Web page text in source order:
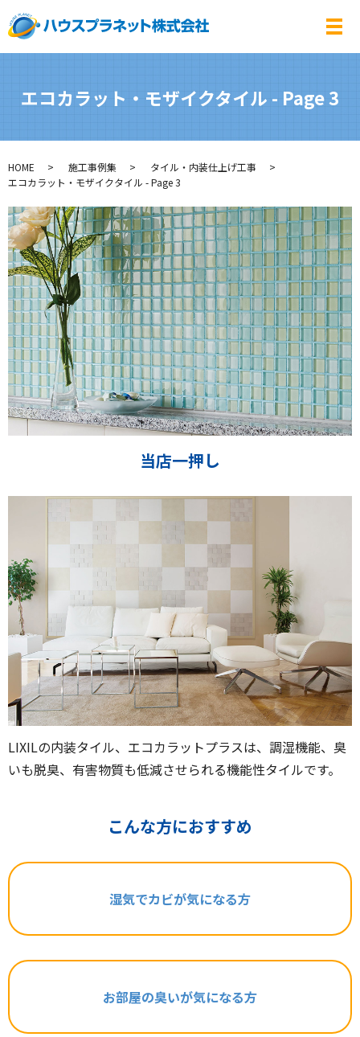
メ
エコカラット・モザイクタイル - Page 3
HOME 施工事例集
タイル・内装仕上げ工事
エコカラット・モザイクタイル - Page 3
当店一押し
LIXILの内装タイル、エコカラットプラスは、調湿機能、臭
いも脱臭、有害物質も低減させられる機能性タイルです。
こんな方におすすめ
湿気でカビが気になる方
お部屋の臭いが気になる方